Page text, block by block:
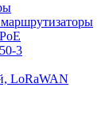
3
LoRaWAN